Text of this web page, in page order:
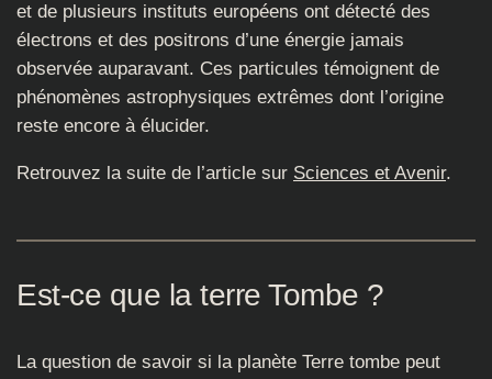
et de plusieurs instituts européens ont détecté des
électrons et des positrons d’une énergie jamais
observée auparavant. Ces particules témoignent de
phénomènes astrophysiques extrêmes dont l’origine
reste encore à élucider.
Retrouvez la suite de l’article sur Sciences et Avenir.
Est-ce que la terre Tombe ?
La question de savoir si la planète Terre tombe peut